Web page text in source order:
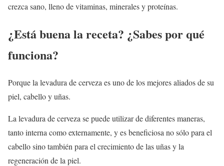
crezca sano, lleno de vitaminas, minerales y proteínas.
¿Está buena la receta? ¿Sabes por qué
funciona?
Porque la levadura de cerveza es uno de los mejores aliados de su
piel, cabello y uñas.
La levadura de cerveza se puede utilizar de diferentes maneras,
tanto interna como externamente, y es beneficiosa no sólo para el
cabello sino también para el crecimiento de las uñas y la
regeneración de la piel.